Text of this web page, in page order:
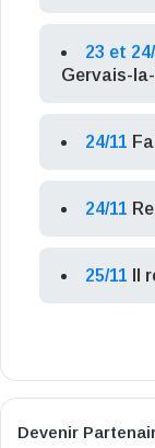
23 et
Gervais-
24/11
24/11
25/11 Il
Devenir